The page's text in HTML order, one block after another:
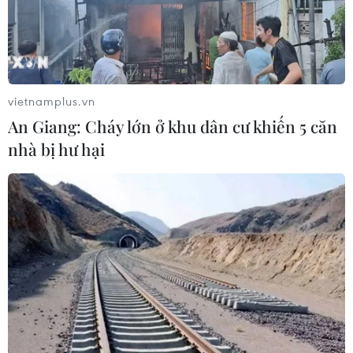
Dấu mốc quan trọng trong quan hệ
Việt Nam-Australia
06/08/2026 08:29
Hàn Quốc tăng cường giải pháp
ngăn chặn đánh bạc trực tuyến trong
quân đội
06/08/2026 04:52
Tổng Bí thư, Chủ tịch nước Tô Lâm
sẽ thăm cấp Nhà nước tới Australia và
New Zealand
06/08/2026 04:30
vietnamplus.vn
An Giang: Cháy lớn ở khu dân cư khiến 5 căn
nhà bị hư hại